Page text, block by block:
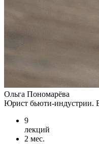
Ольга Пономарёва
Юрист бьюти-индустрии.
9
лекций
2 мес.